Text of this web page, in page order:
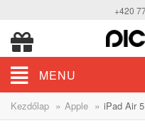
+420
MENU
Kezdőlap » Apple » iPad Air